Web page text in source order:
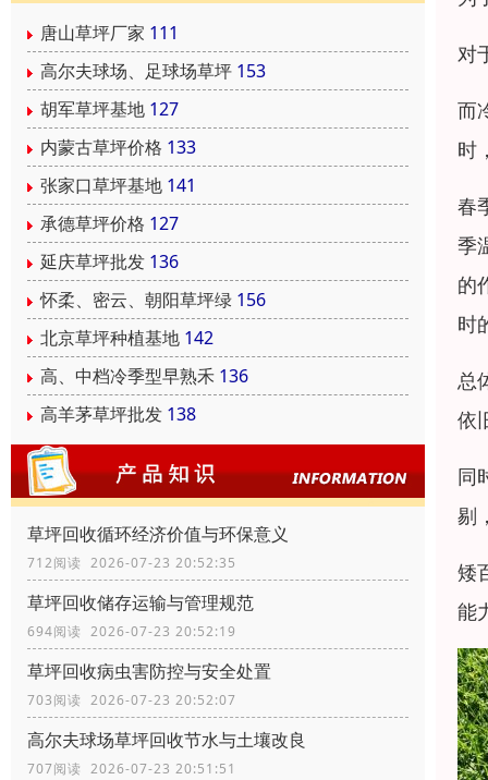
唐山草坪厂家 111
高尔夫球场、足球场草坪 153
胡军草坪基地 127
内蒙古草坪价格 133
张家口草坪基地 141
承德草坪价格 127
延庆草坪批发 136
怀柔、密云、朝阳草坪绿 156
北京草坪种植基地 142
高、中档冷季型早熟禾 136
高羊茅草坪批发 138
草坪回收循环经济价值与环保意义
712阅读 2026-07-23 20:52:35
草坪回收储存运输与管理规范
694阅读 2026-07-23 20:52:19
草坪回收病虫害防控与安全处置
703阅读 2026-07-23 20:52:07
高尔夫球场草坪回收节水与土壤改良
707阅读 2026-07-23 20:51:51
对
而
时
春
季
的
时
总
依
同
剔
矮
能